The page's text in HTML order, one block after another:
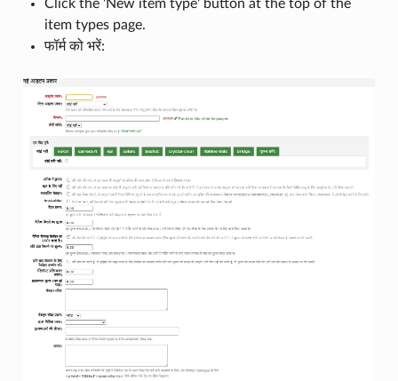
Click the 'New item type' button at the top of the
item types page.
फॉर्म को भरें: